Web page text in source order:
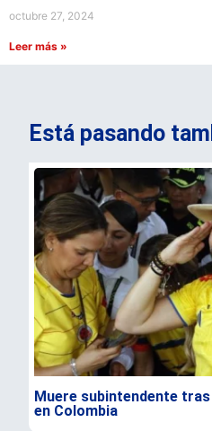
octubre 27, 2024
Leer más »
Está pasando
Muere subintendente
en Colombia